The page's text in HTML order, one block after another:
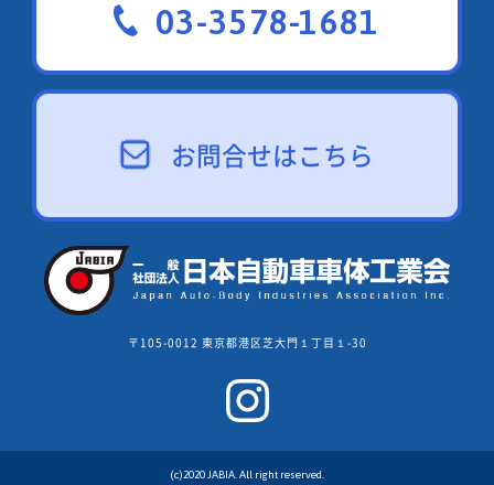
03-3578-1681
お問合せはこちら
〒105-0012 東京都港区芝大門１丁目１-30
(c)2020 JABIA. All right reserved.